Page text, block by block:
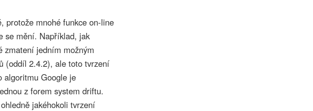
protože mnohé funkce on-line
se mění. Například, jak
zmatení jedním možným
(oddíl 2.4.2), ale toto tvrzení
algoritmu Google je
z forem system driftu.
jakéhokoli tvrzení